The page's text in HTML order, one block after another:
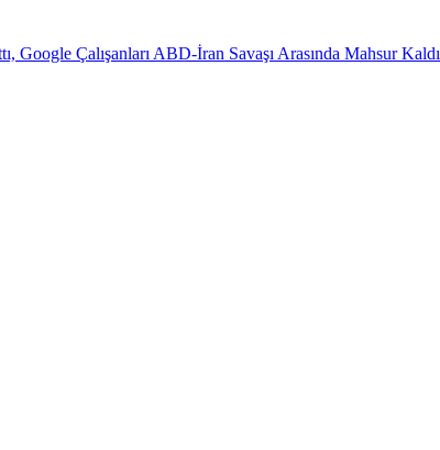
Çalışanları ABD-İran Savaşı Arasında Mahsur Kaldı